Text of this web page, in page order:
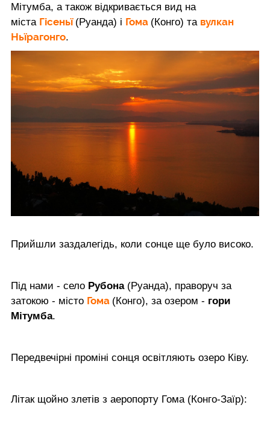
Мітумба, а також відкривається вид на
міста Гісеньї (Руанда) і Гома (Конго) та вулкан
Ньїрагонго.
Прийшли заздалегідь, коли сонце ще було високо.
Під нами - село Рубона (Руанда), праворуч за
затокою - місто Гома (Конго), за озером - гори
Мітумба.
Передвечірні проміні сонця освітляють озеро Ківу.
Літак щойно злетів з аеропорту Гома (Конго-Заїр):